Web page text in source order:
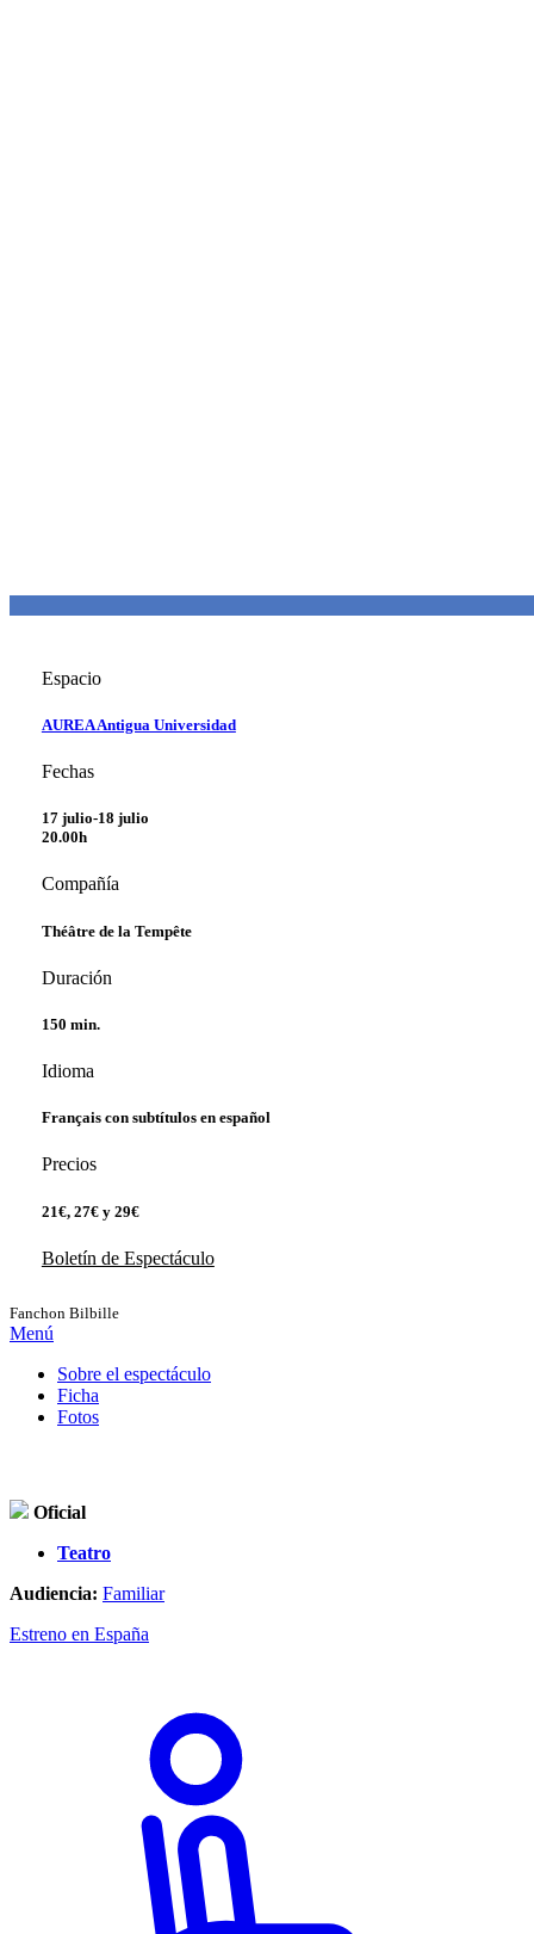
Espacio
AUREA Antigua Universidad
Fechas
17 julio-18 julio
20.00h
Compañía
Théâtre de la Tempête
Duración
150 min.
Idioma
Français con subtítulos en español
Precios
21€, 27€ y 29€
Boletín de Espectáculo
Fanchon Bilbille
Menú
Sobre el espectáculo
Ficha
Fotos
Oficial
Teatro
Audiencia: Familiar
Estreno en España